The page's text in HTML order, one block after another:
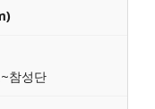
참성단